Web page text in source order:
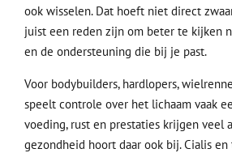
ook wisselen. Dat hoeft niet direct
juist een reden zijn om beter te kijken
en de ondersteuning die bij je past.
Voor bodybuilders, hardlopers,
speelt controle over het lichaam vaak
voeding, rust en prestaties krijgen veel
gezondheid hoort daar ook bij. Cialis